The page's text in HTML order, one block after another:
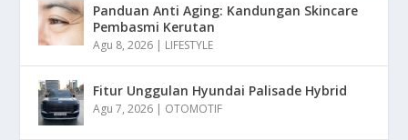
Panduan Anti Aging: Kandungan Skincare
Pembasmi Kerutan
Agu 8, 2026 | LIFESTYLE
Fitur Unggulan Hyundai Palisade Hybrid
Agu 7, 2026 | OTOMOTIF